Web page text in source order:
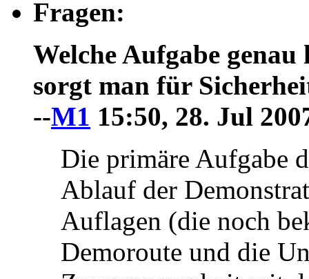
Fragen:
Welche Aufgabe
sorgt man für
--M1 15:50, 28. Jul
Die primäre Aufgabe
Ablauf der
Auflagen (die noch
Demoroute und die